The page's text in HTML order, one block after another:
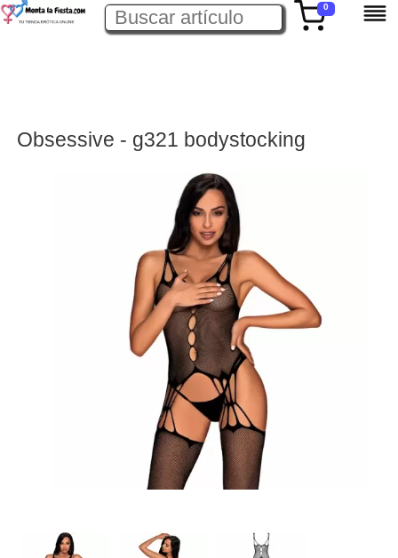
0
Obsessive - g321 bodystocking